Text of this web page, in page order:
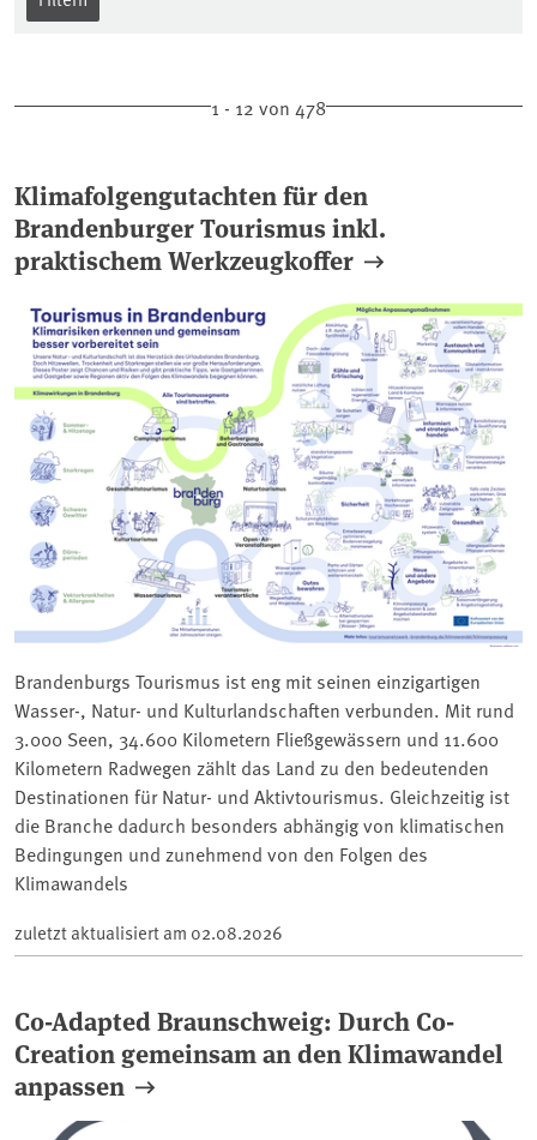
1 - 12 von 478
Klimafolgengutachten für den
Brandenburger Tourismus inkl.
praktischem Werkzeugkoffer
Brandenburgs Tourismus ist eng mit seinen einzigartigen
Wasser-, Natur- und Kulturlandschaften verbunden. Mit rund
3.000 Seen, 34.600 Kilometern Fließgewässern und 11.600
Kilometern Radwegen zählt das Land zu den bedeutenden
Destinationen für Natur- und Aktivtourismus. Gleichzeitig ist
die Branche dadurch besonders abhängig von klimatischen
Bedingungen und zunehmend von den Folgen des
Klimawandels
zuletzt aktualisiert am 02.08.2026
Co-Adapted Braunschweig: Durch Co-
Creation gemeinsam an den Klimawandel
anpassen